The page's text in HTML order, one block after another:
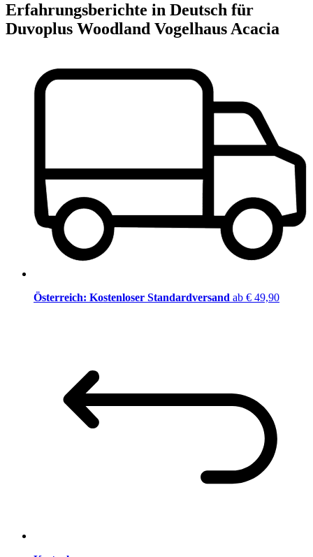
Erfahrungsberichte in Deutsch für
Duvoplus Woodland Vogelhaus Acacia
Österreich: Kostenloser Standardversand ab € 49,90